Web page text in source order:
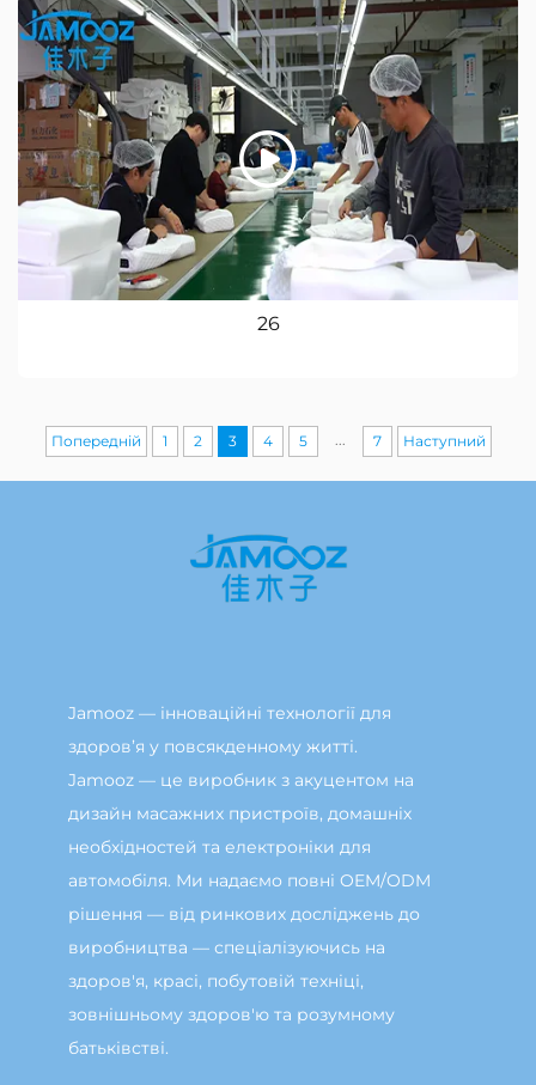
26
Попередній 1 2 3 4 5 7 Наступний
Jamooz — інноваційні технології для
здоров’я у повсякденному житті.
Jamooz — це виробник з акуцентом на
дизайн масажних пристроїв, домашніх
необхідностей та електроніки для
автомобіля. Ми надаємо повні OEM/ODM
рішення — від ринкових досліджень до
виробництва — спеціалізуючись на
здоров'я, красі, побутовій техніці,
зовнішньому здоров'ю та розумному
батьківстві.